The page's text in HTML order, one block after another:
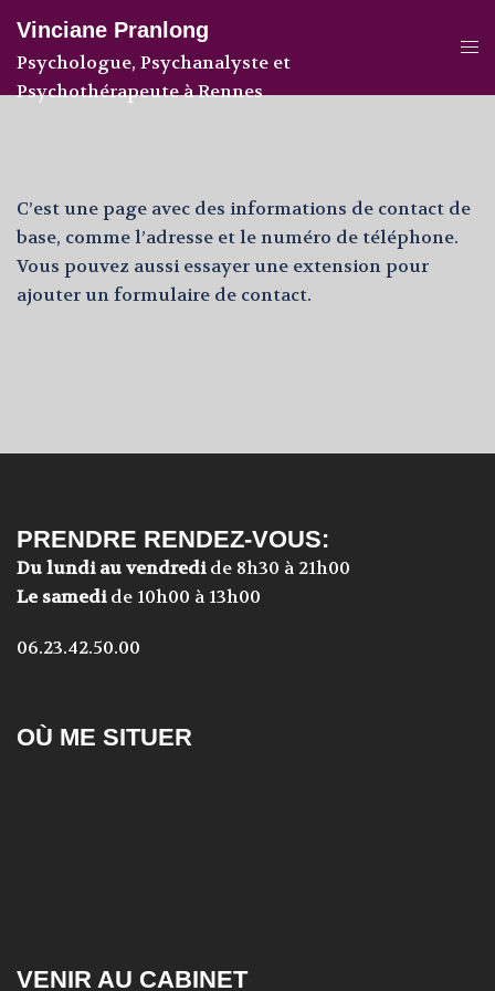
contenu
Vinciane Pranlong
Psychologue, Psychanalyste et
Psychothérapeute à Rennes
C’est une page avec des informations de contact de
base, comme l’adresse et le numéro de téléphone.
Vous pouvez aussi essayer une extension pour
ajouter un formulaire de contact.
PRENDRE RENDEZ-VOUS:
Du lundi au vendredide 8h30 à 21h00
Le samedide 10h00 à 13h00
06.23.42.50.00
OÙ ME SITUER
VENIR AU CABINET